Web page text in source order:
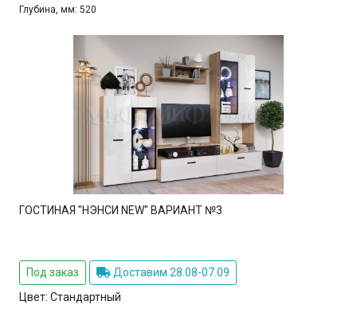
Глубина, мм: 520
ГОСТИНАЯ "НЭНСИ NEW" ВАРИАНТ №3
Под заказ
Доставим 28.08-07.09
Цвет: Стандартный